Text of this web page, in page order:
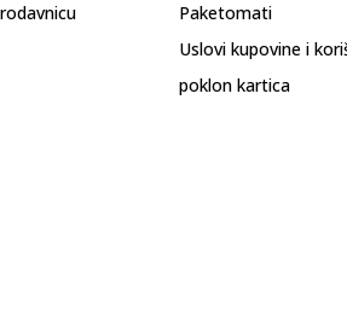
Paketomati
Uslovi kupovine i
poklon kartica